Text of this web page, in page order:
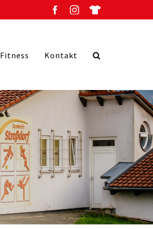
Fitness Kontakt